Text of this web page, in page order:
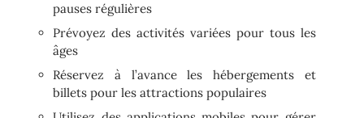
pauses régulières
Prévoyez des activités variées pour tous les
âges
Réservez à l’avance les hébergements et
billets pour les attractions populaires